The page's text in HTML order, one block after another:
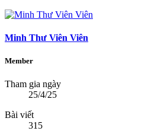
Minh Thư Viên Viên
Member
Tham gia ngày
25/4/25
Bài viết
315